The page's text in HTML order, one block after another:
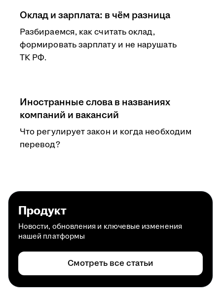
Оклад и зарплата: в чём разница
Разбираемся, как считать оклад,
формировать зарплату и не нарушать
ТК РФ.
Иностранные слова в названиях
компаний и вакансий
Что регулирует закон и когда необходим
перевод?
Продукт
Новости, обновления и ключевые изменения
нашей платформы
Смотреть все статьи